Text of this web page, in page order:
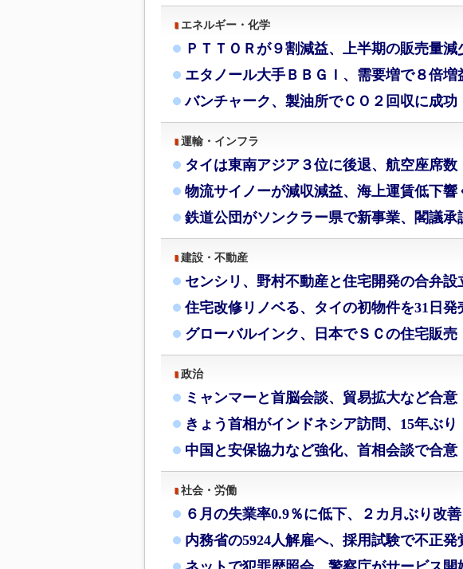
エネルギー・化学
ＰＴＴＯＲが９割減益、上半期の販売量減
エタノール大手ＢＢＧＩ、需要増で８倍増
バンチャーク、製油所でＣＯ２回収に成功
運輸・インフラ
タイは東南アジア３位に後退、航空座席数
物流サイノーが減収減益、海上運賃低下響
鉄道公団がソンクラー県で新事業、閣議承
建設・不動産
センシリ、野村不動産と住宅開発の合弁設
住宅改修リノベる、タイの初物件を31日発
グローバルインク、日本でＳＣの住宅販売
政治
ミャンマーと首脳会談、貿易拡大など合意
きょう首相がインドネシア訪問、15年ぶり
中国と安保協力など強化、首相会談で合意
社会・労働
６月の失業率0.9％に低下、２カ月ぶり改善
内務省の5924人解雇へ、採用試験で不正発